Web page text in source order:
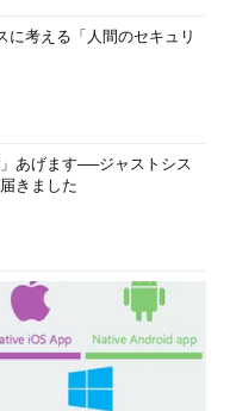
に考える「人間のセキュリ
あげます──ジャストシス
きました